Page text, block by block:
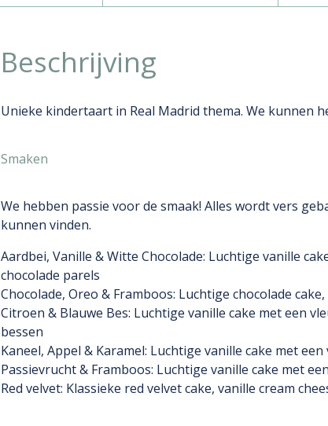
Beschrijving
Unieke kindertaart in Real Madrid thema. We kunnen
Smaken
We hebben passie voor de smaak! Alles wordt vers
kunnen vinden.
Aardbei, Vanille & Witte Chocolade: Luchtige vanille
chocolade parels
Chocolade, Oreo & Framboos: Luchtige chocolade
Citroen & Blauwe Bes: Luchtige vanille cake met een
bessen
Kaneel, Appel & Karamel: Luchtige vanille cake met
Passievrucht & Framboos: Luchtige vanille cake met
Red velvet: Klassieke red velvet cake, vanille cream